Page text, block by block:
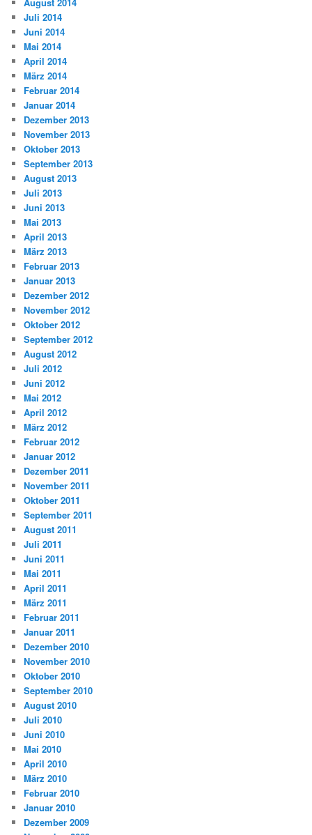
Juli 2014
Juni 2014
Mai 2014
April 2014
März 2014
Februar 2014
Januar 2014
Dezember 2013
November 2013
Oktober 2013
September 2013
August 2013
Juli 2013
Juni 2013
Mai 2013
April 2013
März 2013
Februar 2013
Januar 2013
Dezember 2012
November 2012
Oktober 2012
September 2012
August 2012
Juli 2012
Juni 2012
Mai 2012
April 2012
März 2012
Februar 2012
Januar 2012
Dezember 2011
November 2011
Oktober 2011
September 2011
August 2011
Juli 2011
Juni 2011
Mai 2011
April 2011
März 2011
Februar 2011
Januar 2011
Dezember 2010
November 2010
Oktober 2010
September 2010
August 2010
Juli 2010
Juni 2010
Mai 2010
April 2010
März 2010
Februar 2010
Januar 2010
Dezember 2009